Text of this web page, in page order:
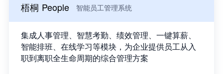
梧桐 People 智能员工管理系统
集成人事管理、智慧考勤、绩效管理、一键算薪、
智能排班、在线学习等模块，为企业提供员工从入
职到离职全生命周期的综合管理方案